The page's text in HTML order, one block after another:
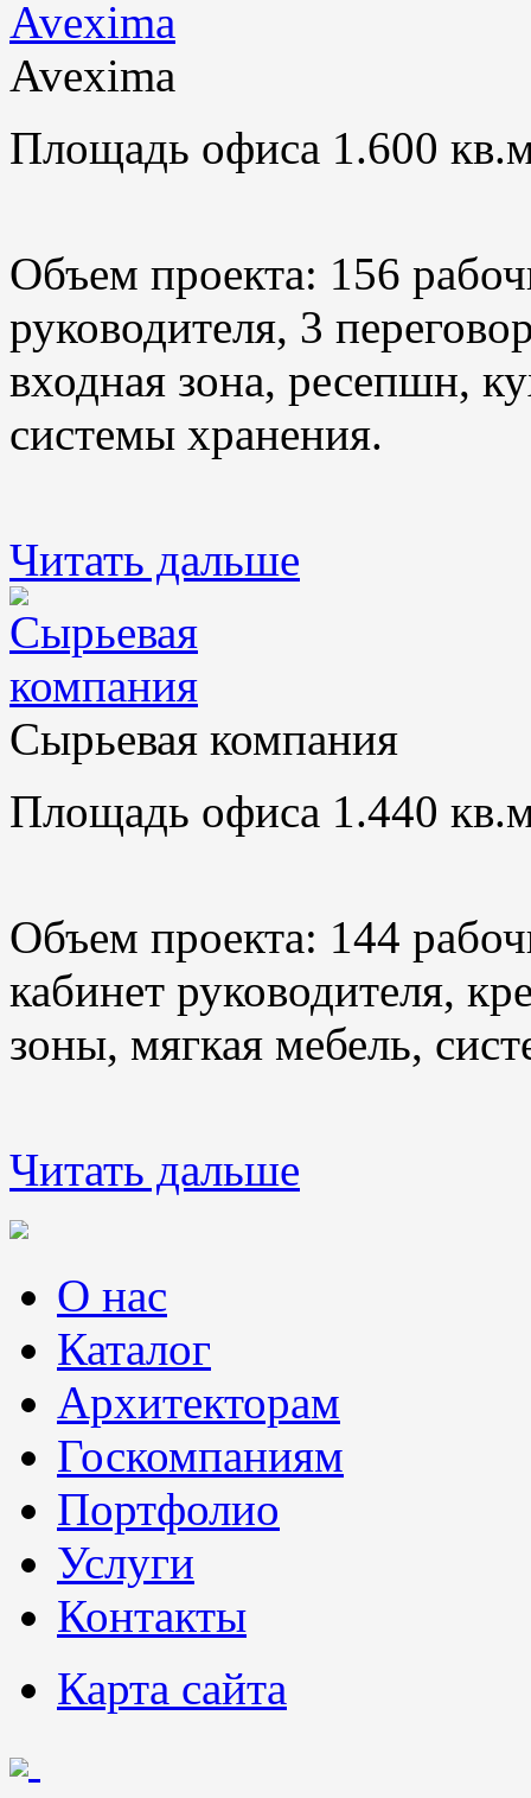
Avexima
Площадь офиса 1.600
Объем проекта: 156
руководителя, 3
входная зона, ресепшн,
системы хранения.
Читать дальше
Сырьевая компания
Площадь офиса 1.440
Объем проекта: 144
кабинет руководителя,
зоны, мягкая мебель,
Читать дальше
О нас
Каталог
Архитекторам
Госкомпаниям
Портфолио
Услуги
Контакты
Карта сайта